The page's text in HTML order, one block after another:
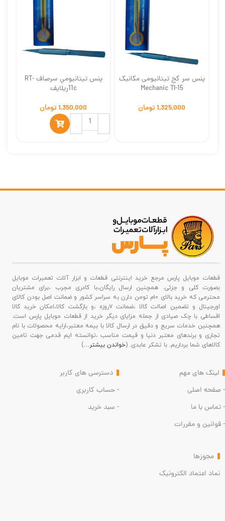
پنس سر کج تیتانیومی مکانیک
Mechanic TI-15
تومان
پنس تيتانيومي سرصاف RT-
11cريلايف
تومان
قطعات موبایل پارس مرجع خرید اینترنتی قطعات و ابزار آلات تعمیرات موبایل
بصورت کلی و جزئی. همچنین ارسال رایگان،با کادری مجرب ،برای مشتریان
محترمی که خرید بالای ۱۰م تومن دارن به سراسر کشور و ضمانت اصل بودن کالای
اورجینال و تضمین اصالت کالا ،ضمانت ۷روزه ،و بازگشت کالا،امکان خرید کالا
اقساطی با چک صیادی از جمله مزایای دیگر خرید از قطعات موبایل پارس است.
همچنین خدمات سریع و دقیق در ارسال کالا با بیمه معتبر،ارایه محصولات با نام
تجاری و برندهای معتبر دنیا و قیمت مناسب ،توانسته ایم قدمی جهت تامین
کالاهای شما برداریم. با تشکر عابدی. (خواندن بیشتر…)
لینک های مهم
- صفحه اصلی
- تماس با ما
- قوانین و مقررات
دسترسی های کاربر
- حساب کاربری
- سبد خرید
مجوزها
نماد اعتماد الکترونیک